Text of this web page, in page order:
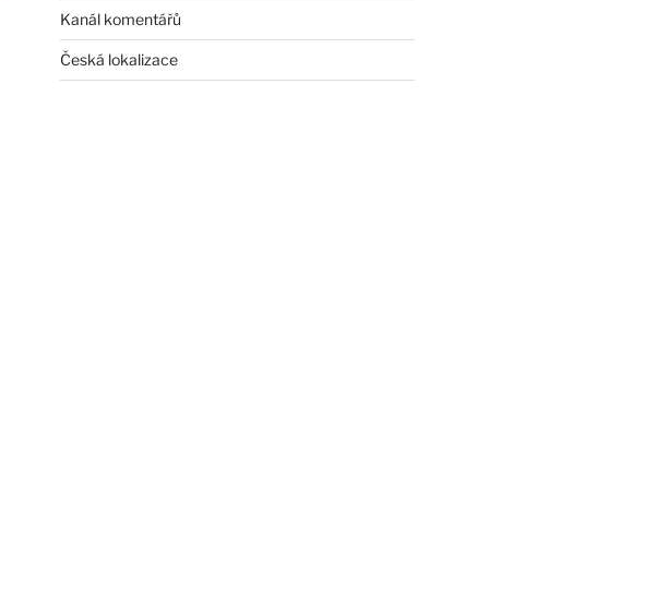
Kanál komentářů
Česká lokalizace